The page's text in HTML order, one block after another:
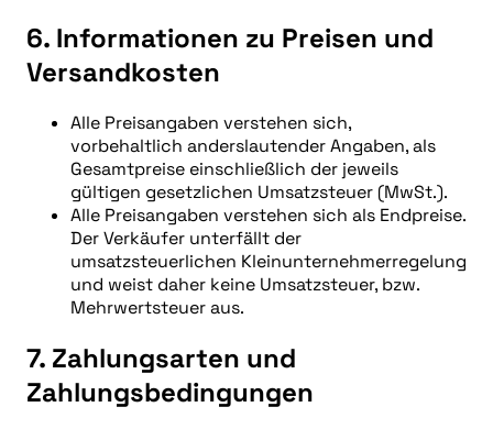
6. Informationen zu Preisen und
Versandkosten
Alle Preisangaben verstehen sich,
vorbehaltlich anderslautender Angaben, als
Gesamtpreise einschließlich der jeweils
gültigen gesetzlichen Umsatzsteuer (MwSt.).
Alle Preisangaben verstehen sich als Endpreise.
Der Verkäufer unterfällt der
umsatzsteuerlichen Kleinunternehmerregelung
und weist daher keine Umsatzsteuer, bzw.
Mehrwertsteuer aus.
7. Zahlungsarten und
Zahlungsbedingungen